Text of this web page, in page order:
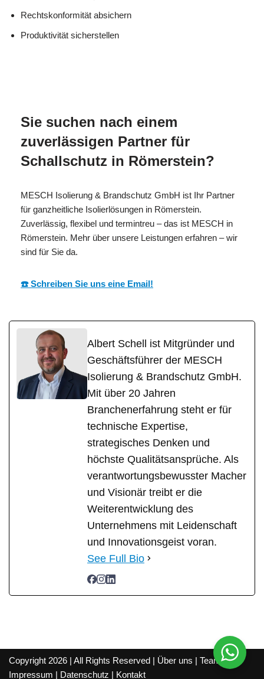
Rechtskonformität absichern
Produktivität sicherstellen
Sie suchen nach einem
zuverlässigen Partner für
Schallschutz in Römerstein?
MESCH Isolierung & Brandschutz GmbH ist Ihr Partner
für ganzheitliche Isolierlösungen in Römerstein.
Zuverlässig, flexibel und termintreu – das ist MESCH in
Römerstein. Mehr über unsere Leistungen erfahren – wir
sind für Sie da.
☎️ Schreiben Sie uns eine Email!
Albert Schell ist Mitgründer und
Geschäftsführer der MESCH
Isolierung & Brandschutz GmbH.
Mit über 20 Jahren
Branchenerfahrung steht er für
technische Expertise,
strategisches Denken und
höchste Qualitätsansprüche. Als
verantwortungsbewusster Macher
und Visionär treibt er die
Weiterentwicklung des
Unternehmens mit Leidenschaft
und Innovationsgeist voran.
See Full Bio
Copyright 2026 | All Rights Reserved | Über uns | Team |
Impressum | Datenschutz | Kontakt